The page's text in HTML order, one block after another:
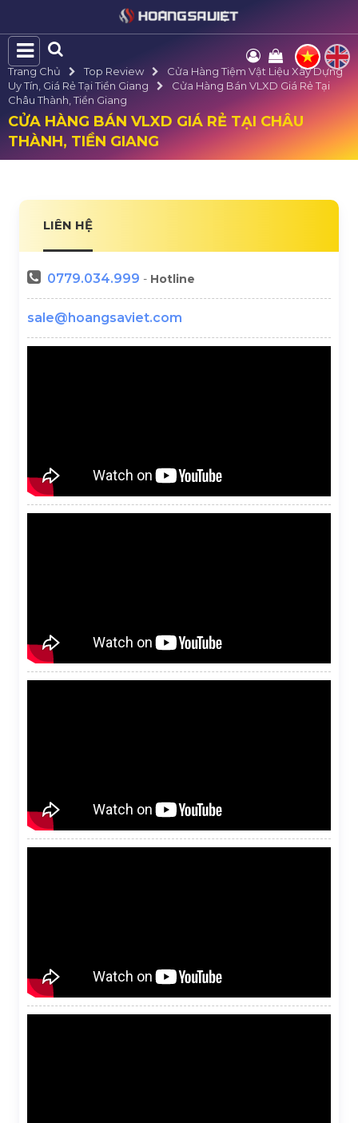
Trang Chủ Top Review
Cửa Hàng Tiệm Vật Liệu Xây Dựng
Uy Tín, Giá Rẻ Tại Tiền Giang
Cửa Hàng Bán VLXD Giá Rẻ Tại
Châu Thành, Tiền Giang
CỬA HÀNG BÁN VLXD GIÁ RẺ TẠI CHÂU
THÀNH, TIỀN GIANG
LIÊN HỆ
0779.034.999 - Hotline
sale@hoangsaviet.com